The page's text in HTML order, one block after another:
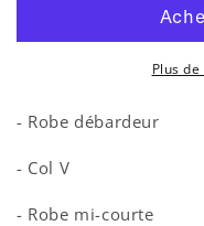
Plus
- Robe débardeur
- Col V
- Robe mi-courte